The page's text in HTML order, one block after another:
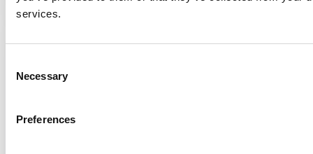
services.
Selection
Necessary
Preferences
Bij- en nascholingen
Najaarsschool Arbeid en Gezondheid 2026